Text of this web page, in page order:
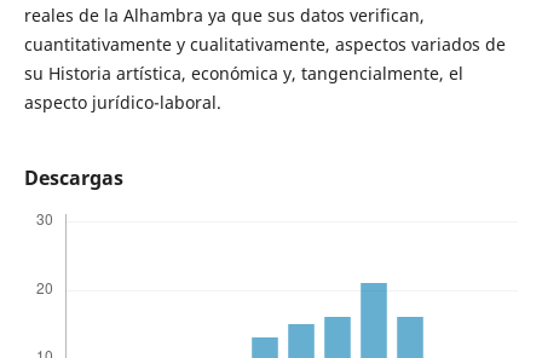
reales de la Alhambra ya que sus datos verifican,
cuantitativamente y cualitativamente, aspectos variados de
su Historia artística, económica y, tangencialmente, el
aspecto jurídico-laboral.
Descargas